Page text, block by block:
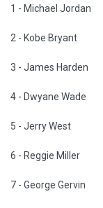
1 - Michael Jordan
2 - Kobe Bryant
3 - James Harden
4 - Dwyane Wade
5 - Jerry West
6 - Reggie Miller
7 - George Gervin